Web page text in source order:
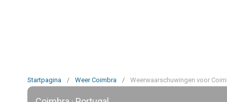
Startpagina / Weer Coimbra / Weerwaarschuwingen voor